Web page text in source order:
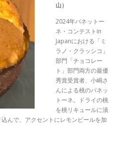
山）
2024年パネットー
ネ・コンテストin
Japanにおける「ミ
ラノ・クラッシコ」
部門「チョコレー
ト」部門両方の最優
秀賞受賞者、小嶋さ
んによる桃のパネッ
トーネ。ドライの桃
を桃リキュールに漬
んで、アクセントにレモンピールを加